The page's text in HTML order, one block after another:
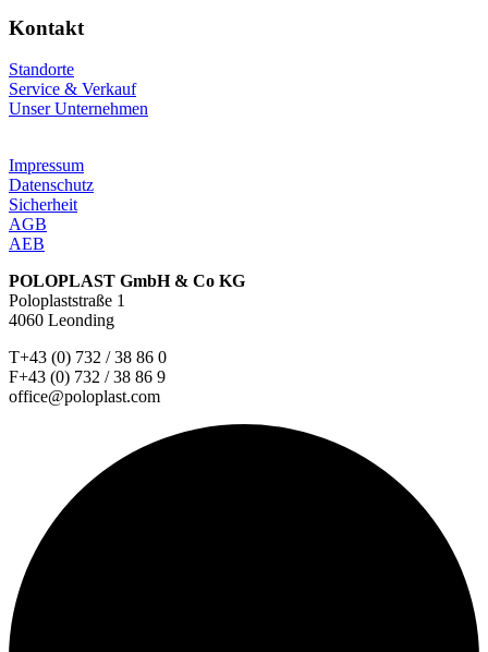
Kontakt
Standorte
Service & Verkauf
Unser Unternehmen
Impressum
Datenschutz
Sicherheit
AGB
AEB
POLOPLAST GmbH & Co KG
Poloplaststraße 1
4060 Leonding
T+43 (0) 732 / 38 86 0
F+43 (0) 732 / 38 86 9
office@poloplast.com